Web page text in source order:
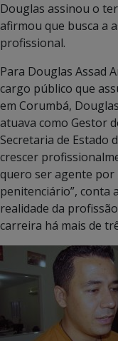
Douglas assinou o
afirmou que busca a
profissional.
Para Douglas Assad
cargo público que
em Corumbá,
atuava como Gestor
Secretaria de Estado
crescer
quero ser agente por
penitenciário”, conta
realidade da
carreira há mais de